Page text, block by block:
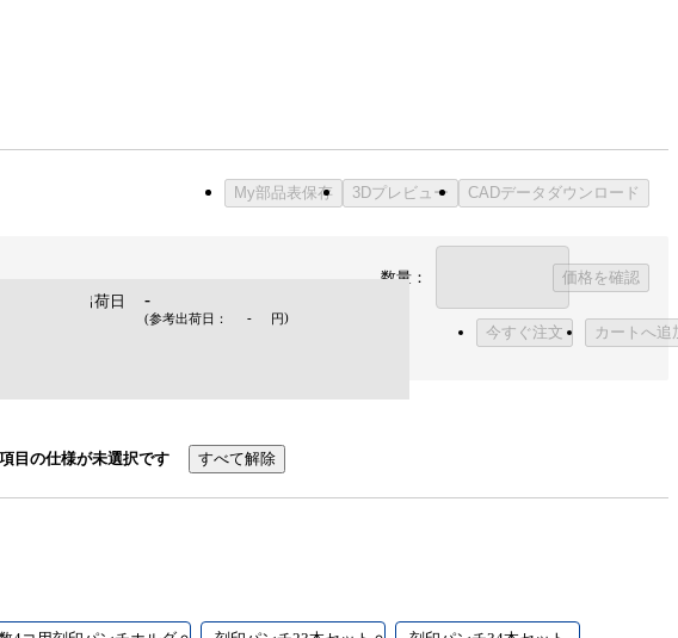
My部品表保存 3Dプレビュー CADデータダウンロード
出荷日 -
(参考出荷日： - 円)
数量： 価格を確認
今すぐ注文 カートへ追
項目の仕様が未選択です すべて解除